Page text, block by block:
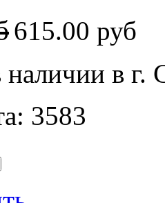
615.00 руб
наличии в г.
3583